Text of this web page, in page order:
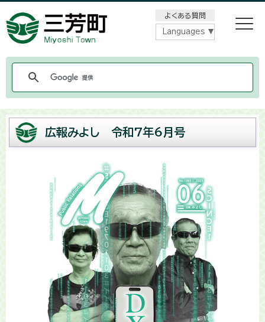
よくある質問
Languages
広報みよし 令和7年6月号